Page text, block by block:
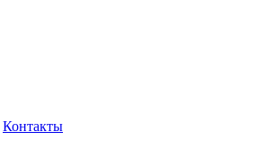
Контакты